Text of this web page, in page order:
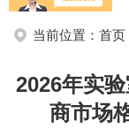
当前位置：首页
2026年实
商市场